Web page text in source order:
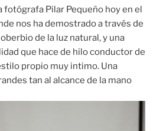
fotógrafa Pilar Pequeño hoy en el
nos ha demostrado a través de
de la luz natural, y una
que hace de hilo conductor de
propio muy intimo. Una
tan al alcance de la mano